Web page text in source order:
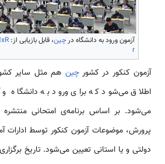
آزمون ورود به دانشگاه درچین، قابل بازیابی از:
r
آزمون کنکور در کشورچین هم مثل سایر
اطلاق می‌شود که برای ورود به دانشگاه و
می‌شود. بر اساس برنامه‌ی امتحانی
پرورش، موضوعات آزمون کنکور توسط